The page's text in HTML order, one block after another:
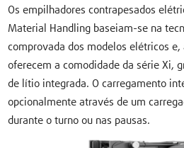
Os empilhadores contrapesados
Material Handling baseiam-se na
comprovada dos modelos elétricos e,
oferecem a comodidade da série Xi,
de lítio integrada. O carregamento
opcionalmente através de um
durante o turno ou nas pausas.